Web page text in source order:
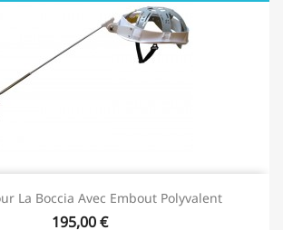
La Boccia Avec Embout Polyvalent
195,00 €